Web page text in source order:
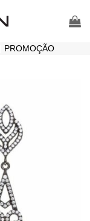
PROMOÇÃO